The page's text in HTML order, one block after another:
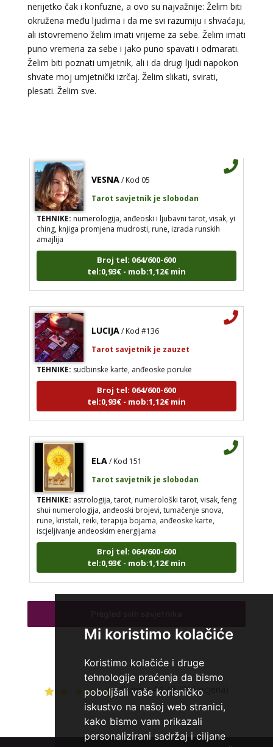
Mi koristimo kolačiće
Koristimo kolačiće i druge
tehnologije praćenja da bismo
poboljšali vaše korisničko
iskustvo na našoj web stranici,
kako bismo vam prikazali
personalizirani sadržaj i ciljane
nerijetko čak i konfuzne, a ovo su najvažnije: Želim biti
okružena među ljudima i da me svi razumiju i shvaćaju,
ali istovremeno želim imati vrijeme za sebe. Želim imati
puno vremena za sebe i jako puno spavati i odmarati.
Želim biti poznati umjetnik, ali i da drugi ljudi napokon
shvate moj umjetnički izrčaj. Želim slikati, svirati,
plesati. Želim sve.
ELA
/ Kod 151
Tarot savjetnik je slobodan
TEHNIKE:astrologija, tarot, numerološki tarot, visak, feng
shui numerologija, anđeoski brojevi, tumačenje snova,
rune, kristali, reiki, terapija bojama, anđeoske karte,
iscjeljivanje anđeoskim energijama
VESNA / Kod 05
Tarot savjetnik je slobodan
TEHNIKE:numerologija, anđeoski i ljubavni tarot, visak, yi
ching, knjiga promjena mudrosti, rune, izrada runskih
amajlija
Broj tel: 064/600-600
tel:0,93€ - mob:1,12€ min
LUCIJA / Kod #136
Tarot savjetnik je zauzet
TEHNIKE:sudbinske karte, anđeoske poruke
Broj tel: 064/600-600
tel:0,93€ - mob:1,12€ min
ELA / Kod 151
Tarot savjetnik je slobodan
TEHNIKE:astrologija, tarot, numerološki tarot, visak, feng
shui numerologija, anđeoski brojevi, tumačenje snova,
rune, kristali, reiki, terapija bojama, anđeoske karte,
iscjeljivanje anđeoskim energijama
Broj tel: 064/600-600
tel:0,93€ - mob:1,12€ min
Tarot savjetnik je slobodan
numerologija, anđeoski i ljubavni tarot, visak, yi
ching, knjiga promjena mudrosti, rune, izrada runskih
Broj tel: 064/600-600
tel:0,93€ - mob:1,12€ min
Ocjena: 4.9 / 5 (266 ocjena)